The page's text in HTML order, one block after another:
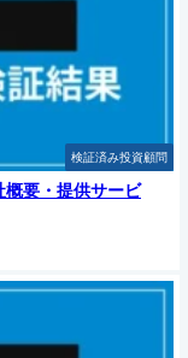
検証済み投資顧問
概要・提供サービ